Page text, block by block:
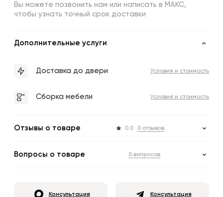
Вы можете позвонить нам или написать в МАКС,
чтобы узнать точный срок доставки
Дополнительные услуги
Доставка до двери Условия и стоимость
Сборка мебели Условия и стоимость
Отзывы о товаре 0.0 0 отзывов
Вопросы о товаре 0 вопросов
Консультация Консультация